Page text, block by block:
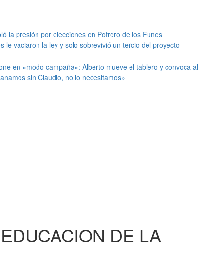
la presión por elecciones en Potrero de los Funes
le vaciaron la ley y solo sobrevivió un tercio del proyecto
en «modo campaña»: Alberto mueve el tablero y convoca al
sin Claudio, no lo necesitamos»
DE LA